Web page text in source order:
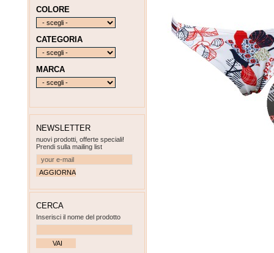
COLORE
CATEGORIA
MARCA
NEWSLETTER
nuovi prodotti, offerte speciali!
Prendi sulla mailing list
CERCA
Inserisci il nome del prodotto